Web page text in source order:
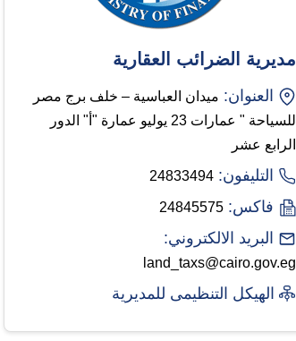
مديرية الضرائب العقارية
العنوان: ميدان العباسية – خلف برج مصر
للسياحة " عمارات 23 يوليو عمارة "أ" الدور
الرابع عشر
التليفون: 24833494
فاكس: 24845575
البريد الالكتروني:
land_taxs@cairo.gov.eg
الهيكل التنظيمى للمديرية